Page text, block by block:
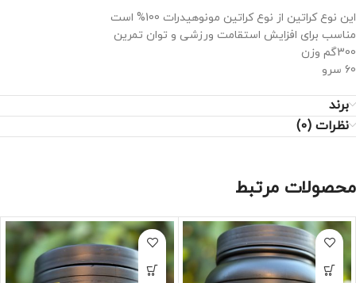
این نوع کراتین از نوع کراتین مونوهیدرات 100% است
مناسب برای افزایش استقامت ورزشی و توان تمرین
300گم وزن
60 سرو
برند
نظرات (0)
محصولات مرتبط